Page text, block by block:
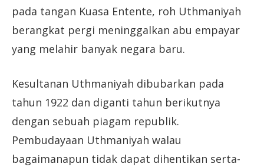
pada tangan Kuasa Entente, roh Uthmaniyah
berangkat pergi meninggalkan abu empayar
yang melahir banyak negara baru.
Kesultanan Uthmaniyah dibubarkan pada
tahun 1922 dan diganti tahun berikutnya
dengan sebuah piagam republik.
Pembudayaan Uthmaniyah walau
bagaimanapun tidak dapat dihentikan serta-